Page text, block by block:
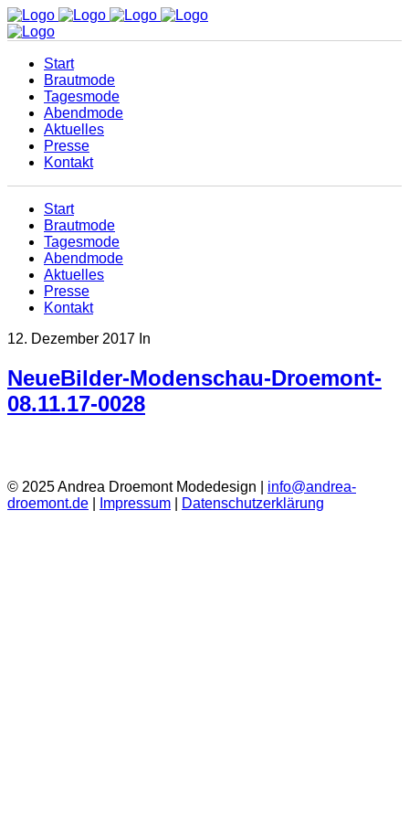
Start
Brautmode
Tagesmode
Abendmode
Aktuelles
Presse
Kontakt
Start
Brautmode
Tagesmode
Abendmode
Aktuelles
Presse
Kontakt
12. Dezember 2017 In
NeueBilder-Modenschau-Droemont-
08.11.17-0028
© 2025 Andrea Droemont Modedesign | info@andrea-
droemont.de
Impressum Datenschutzerklärung